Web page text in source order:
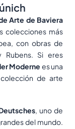
Arte de Baviera
colecciones más
con obras de
Rubens. Si eres
Moderne es una
de arte
, uno de
del mundo.